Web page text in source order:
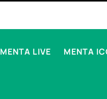
MENTA LIVE MENTA